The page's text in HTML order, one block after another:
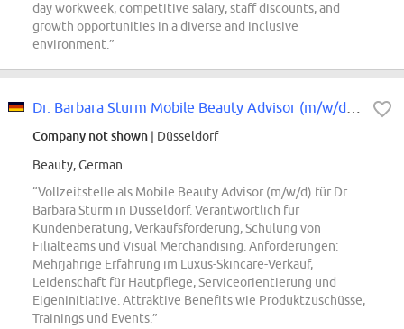
day workweek, competitive salary, staff discounts, and
growth opportunities in a diverse and inclusive
environment.”
Company not shown | Düsseldorf
Beauty, German
“Vollzeitstelle als Mobile Beauty Advisor (m/w/d) für Dr.
Barbara Sturm in Düsseldorf. Verantwortlich für
Kundenberatung, Verkaufsförderung, Schulung von
Filialteams und Visual Merchandising. Anforderungen:
Mehrjährige Erfahrung im Luxus-Skincare-Verkauf,
Leidenschaft für Hautpflege, Serviceorientierung und
Eigeninitiative. Attraktive Benefits wie Produktzuschüsse,
Trainings und Events.”